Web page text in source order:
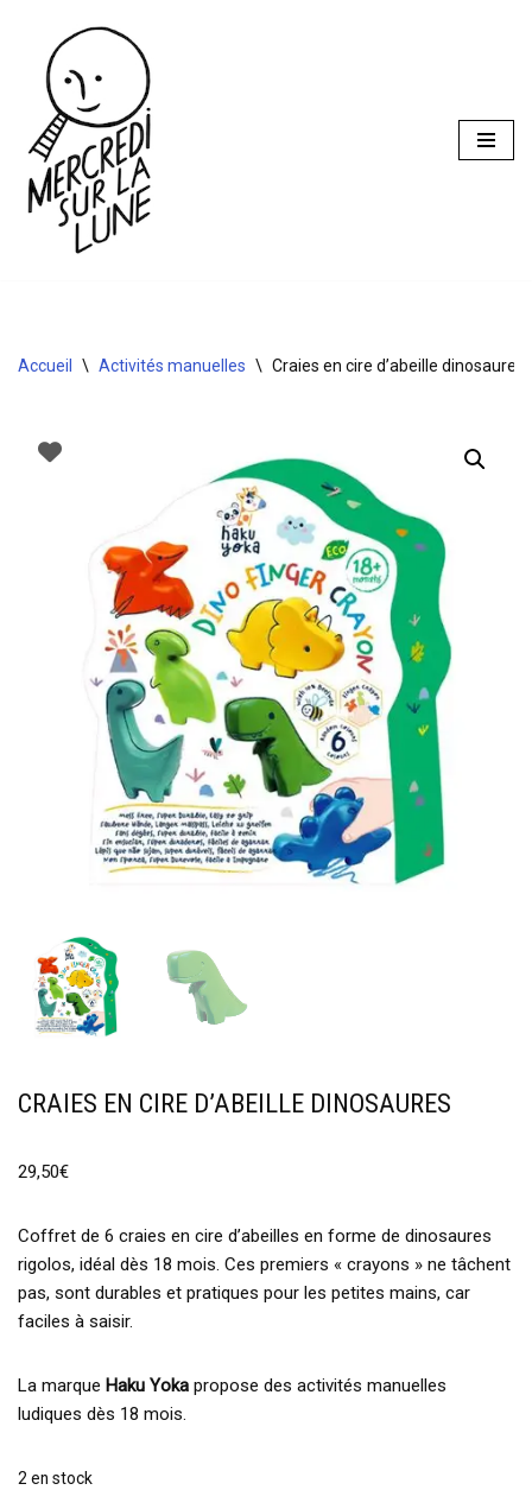
Aller
contenu
Accueil \ Activités manuelles \ Craies en cire d’abeille dinosaures
CRAIES EN CIRE D’ABEILLE DINOSAURES
29,50€
Coffret de 6 craies en cire d’abeilles en forme de dinosaures
rigolos, idéal dès 18 mois. Ces premiers « crayons » ne tâchent
pas, sont durables et pratiques pour les petites mains, car
faciles à saisir.
La marque Haku Yoka propose des activités manuelles
ludiques dès 18 mois.
2 en stock